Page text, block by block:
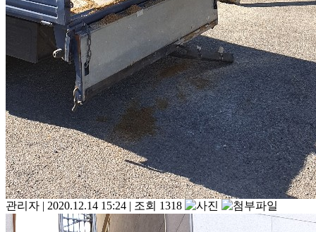
관리자 | 2020.12.14 15:24 | 조회 1318